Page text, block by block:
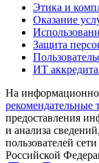
Этика и
Оказание
Защита
ИТ
На
рекомендательные
предоставления
и анализа
пользователей
Российской